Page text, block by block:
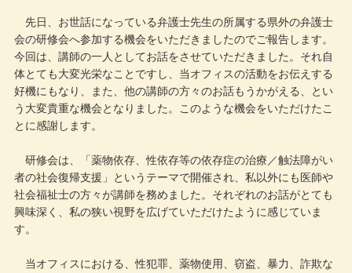
先日、お世話になっている弁護士先生の所属する県外の弁護士
会の研修会へ参加する機会をいただきましたのでご報告します。
今回は、講師の一人としてお話をさせていただきました。それ自
体とても大変光栄なことですし、当オフィスの活動をお伝えする
好機にもなり、また、他の講師の方々のお話もうかがえる、とい
う大変貴重な機会となりました。このような機会をいただけたこ
とに感謝します。
研修会は、「薬物依存、性依存等の依存症の治療／触法障がい
者の社会復帰支援」というテーマで開催され、私以外にも医師や
社会福祉士の方々が講師を務めました。それぞれのお話がとても
興味深く、私の狭い視野を広げていただけたように感じていま
す。
当オフィスにおける、性犯罪、薬物使用、窃盗、暴力、詐欺な